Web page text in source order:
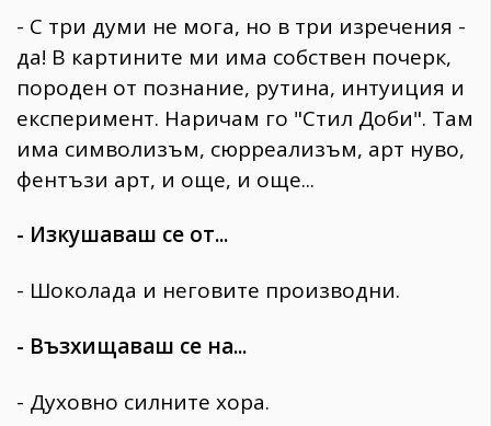
- С три думи не мога, но в три изречения -
да! В картините ми има собствен почерк,
породен от познание, рутина, интуиция и
експеримент. Наричам го "Стил Доби". Там
има символизъм, сюрреализъм, арт нуво,
фентъзи арт, и още, и още...
- Изкушаваш се от...
- Шоколада и неговите производни.
- Възхищаваш се на...
- Духовно силните хора.